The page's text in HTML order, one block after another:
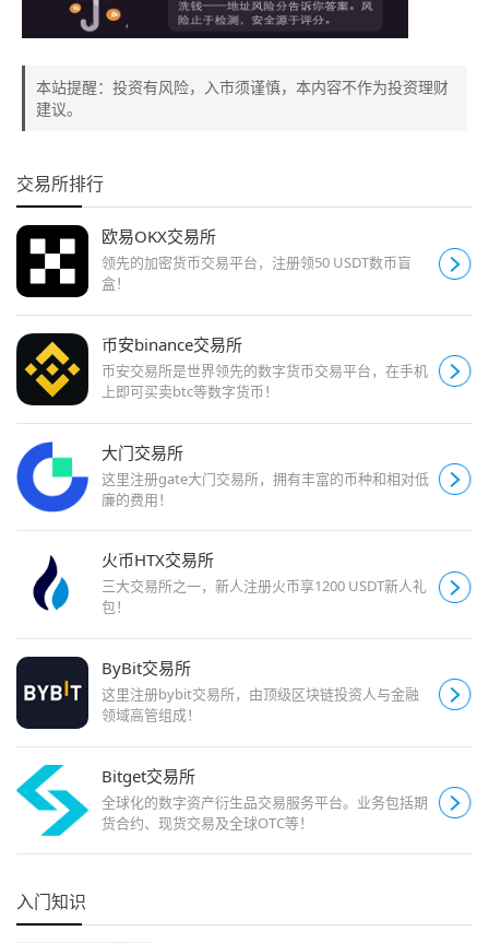
本站提醒：投资有风险，入市须谨慎，本内容不作为投资理财
建议。
交易所排行
欧易OKX交易所
领先的加密货币交易平台，注册领50 USDT数币盲
盒！
币安binance交易所
币安交易所是世界领先的数字货币交易平台，在手机
上即可买卖btc等数字货币！
大门交易所
这里注册gate大门交易所，拥有丰富的币种和相对低
廉的费用！
火币HTX交易所
三大交易所之一，新人注册火币享1200 USDT新人礼
包！
ByBit交易所
这里注册bybit交易所，由顶级区块链投资人与金融
领域高管组成！
Bitget交易所
全球化的数字资产衍生品交易服务平台。业务包括期
货合约、现货交易及全球OTC等！
入门知识